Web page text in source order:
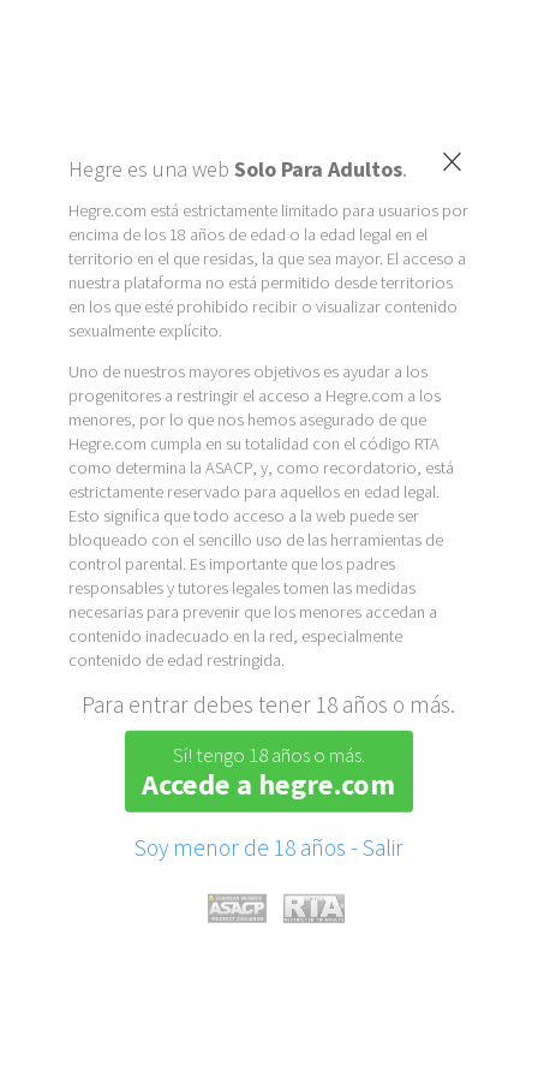
×
Hegre es una web Solo Para Adultos.
Hegre.com está estrictamente limitado para usuarios por
encima de los 18 años de edad o la edad legal en el
territorio en el que residas, la que sea mayor. El acceso a
nuestra plataforma no está permitido desde territorios
en los que esté prohibido recibir o visualizar contenido
sexualmente explícito.
Uno de nuestros mayores objetivos es ayudar a los
progenitores a restringir el acceso a Hegre.com a los
menores, por lo que nos hemos asegurado de que
Hegre.com cumpla en su totalidad con el código RTA
como determina la ASACP, y, como recordatorio, está
estrictamente reservado para aquellos en edad legal.
Esto significa que todo acceso a la web puede ser
bloqueado con el sencillo uso de las herramientas de
control parental. Es importante que los padres
responsables y tutores legales tomen las medidas
necesarias para prevenir que los menores accedan a
contenido inadecuado en la red, especialmente
contenido de edad restringida.
Para entrar debes tener 18 años o más.
Sí! tengo 18 años o más.
Accede a hegre.com
Soy menor de 18 años - Salir